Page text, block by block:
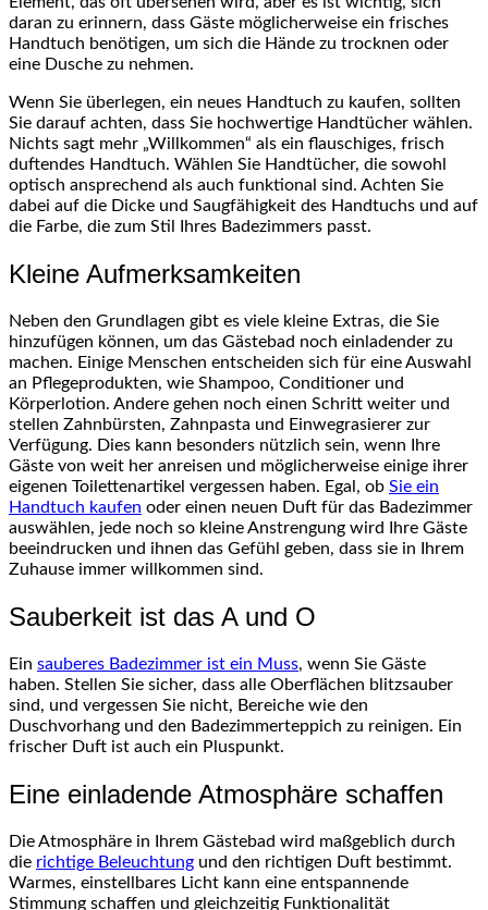
daran zu erinnern, dass Gäste möglicherweise ein frisches
Handtuch benötigen, um sich die Hände zu trocknen oder
eine Dusche zu nehmen.
Wenn Sie überlegen, ein neues Handtuch zu kaufen, sollten
Sie darauf achten, dass Sie hochwertige Handtücher wählen.
Nichts sagt mehr „Willkommen“ als ein flauschiges, frisch
duftendes Handtuch. Wählen Sie Handtücher, die sowohl
optisch ansprechend als auch funktional sind. Achten Sie
dabei auf die Dicke und Saugfähigkeit des Handtuchs und auf
die Farbe, die zum Stil Ihres Badezimmers passt.
Kleine Aufmerksamkeiten
Neben den Grundlagen gibt es viele kleine Extras, die Sie
hinzufügen können, um das Gästebad noch einladender zu
machen. Einige Menschen entscheiden sich für eine Auswahl
an Pflegeprodukten, wie Shampoo, Conditioner und
Körperlotion. Andere gehen noch einen Schritt weiter und
stellen Zahnbürsten, Zahnpasta und Einwegrasierer zur
Verfügung. Dies kann besonders nützlich sein, wenn Ihre
Gäste von weit her anreisen und möglicherweise einige ihrer
eigenen Toilettenartikel vergessen haben. Egal, ob Sie ein
Handtuch kaufen oder einen neuen Duft für das Badezimmer
auswählen, jede noch so kleine Anstrengung wird Ihre Gäste
beeindrucken und ihnen das Gefühl geben, dass sie in Ihrem
Zuhause immer willkommen sind.
Sauberkeit ist das A und O
Ein sauberes Badezimmer ist ein Muss, wenn Sie Gäste
haben. Stellen Sie sicher, dass alle Oberflächen blitzsauber
sind, und vergessen Sie nicht, Bereiche wie den
Duschvorhang und den Badezimmerteppich zu reinigen. Ein
frischer Duft ist auch ein Pluspunkt.
Eine einladende Atmosphäre schaffen
Die Atmosphäre in Ihrem Gästebad wird maßgeblich durch
die richtige Beleuchtung und den richtigen Duft bestimmt.
Warmes, einstellbares Licht kann eine entspannende
Stimmung schaffen und gleichzeitig Funktionalität